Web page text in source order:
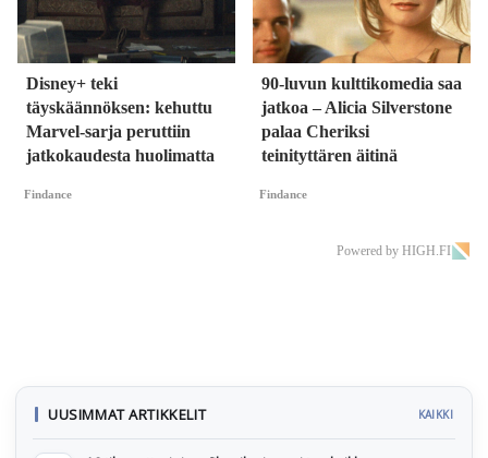
Disney+ teki
täyskäännöksen: kehuttu
Marvel-sarja peruttiin
jatkokaudesta huolimatta
Findance
90-luvun kulttikomedia saa
jatkoa – Alicia Silverstone
palaa Cheriksi
teinityttären äitinä
Findance
Powered by HIGH.FI
UUSIMMAT ARTIKKELIT KAIKKI